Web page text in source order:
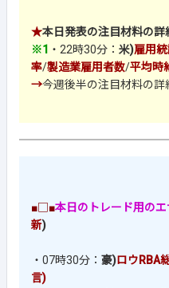
★本日発表の注目材料の詳
※1 ・22時30分： 米)雇用
率/製造業雇用者数/平均時
→今週後半の注目材料の
■□■本日のトレード用のエ
新)
・07時30分： 豪)ロウRBA
言)